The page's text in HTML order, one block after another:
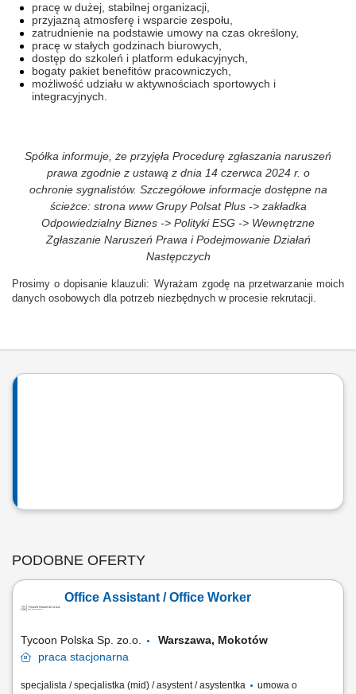
pracę w dużej, stabilnej organizacji,
przyjazną atmosferę i wsparcie zespołu,
zatrudnienie na podstawie umowy na czas określony,
pracę w stałych godzinach biurowych,
dostęp do szkoleń i platform edukacyjnych,
bogaty pakiet benefitów pracowniczych,
możliwość udziału w aktywnościach sportowych i
integracyjnych.
Spółka informuje, że przyjęła Procedurę zgłaszania naruszeń
prawa zgodnie z ustawą z dnia 14 czerwca 2024 r. o
ochronie sygnalistów. Szczegółowe informacje dostępne na
ścieżce: strona www Grupy Polsat Plus -> zakładka
Odpowiedzialny Biznes -> Polityki ESG -> Wewnętrzne
Zgłaszanie Naruszeń Prawa i Podejmowanie Działań
Następczych
Prosimy o dopisanie klauzuli: Wyrażam zgodę na przetwarzanie moich
danych osobowych dla potrzeb niezbędnych w procesie rekrutacji.
PODOBNE OFERTY
Office Assistant / Office Worker
Tycoon Polska Sp. zo.o.
Warszawa, Mokotów
praca stacjonarna
specjalista / specjalistka (mid) / asystent / asystentka
umowa o